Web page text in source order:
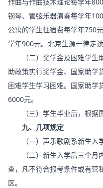
钢琴、管弦乐器演奏每学年
公寓的学生住宿费每学年750
学年900元。北京生源一律走读
（二）奖学金及困难学生
助政策实行奖学金、国家助学
困难学生学习困难。国家助学
6000元。
（三）学生毕业后，根据国
九、几项规定
（一）声乐歌剧系新生入学
（二）新生入学后三个月
查，凡不符合报考条件或有营
区。